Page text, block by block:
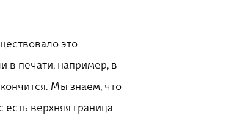
это
в печати, например, в
Мы знаем, что
есть верхняя граница